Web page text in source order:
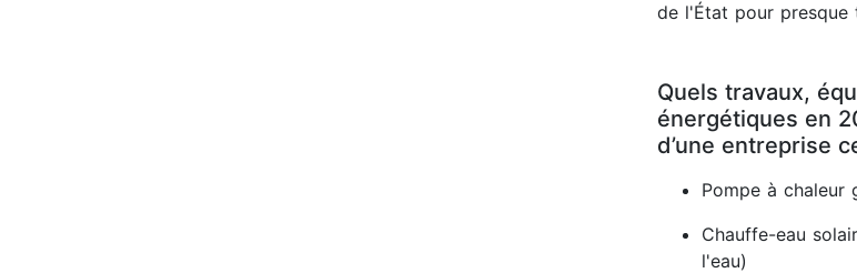
de l'État pour presque
Quels travaux,
énergétiques en
d’une entreprise
Pompe à chaleur
Chauffe-eau
l'eau)